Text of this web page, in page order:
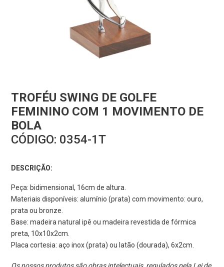
TROFÉU SWING DE GOLFE
FEMININO COM 1 MOVIMENTO DE
BOLA
CÓDIGO: 0354-1T
DESCRIÇÃO:
Peça: bidimensional, 16cm de altura.
Materiais disponíveis: alumínio (prata) com movimento: ouro,
prata ou bronze.
Base: madeira natural ipê ou madeira revestida de fórmica
preta, 10x10x2cm.
Placa cortesia: aço inox (prata) ou latão (dourada), 6x2cm.
Os nossos produtos são obras intelectuais, regulados pela Lei de